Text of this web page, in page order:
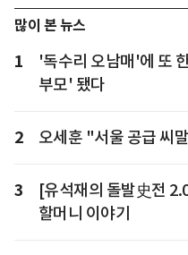
많이 본 뉴스
1
'독수리 오남매'에 또
부모' 됐다
2 오세훈 "서울 공급 씨
3
[유석재의 돌발史전
할머니 이야기